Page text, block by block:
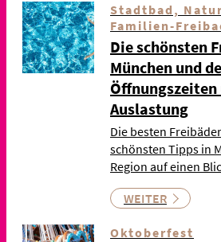
Stadtbad,
Familien-
Die schönsten
München und
Auslastung
Die besten
schönsten Tipps in
Region auf einen
WEITER
Oktoberfest